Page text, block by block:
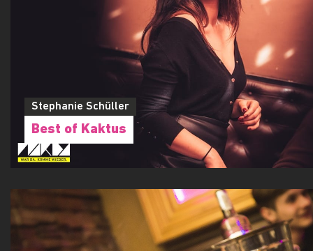
Stephanie Schüller
Best of Kaktus